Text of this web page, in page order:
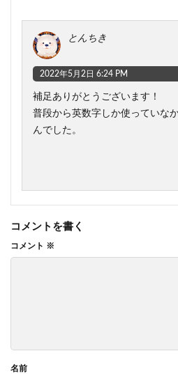
とんちき
2022年5月2日 6:24 PM
補足ありがとうございます！
普段から英数字しか使っていな
んでした。
コメントを書く
コメント ※
名前